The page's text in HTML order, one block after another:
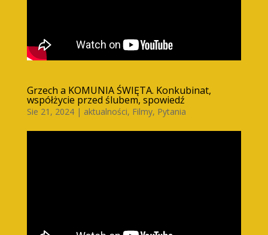
Grzech a KOMUNIA ŚWIĘTA. Konkubinat,
współżycie przed ślubem, spowiedź
Sie 21, 2024| aktualności, Filmy, Pytania